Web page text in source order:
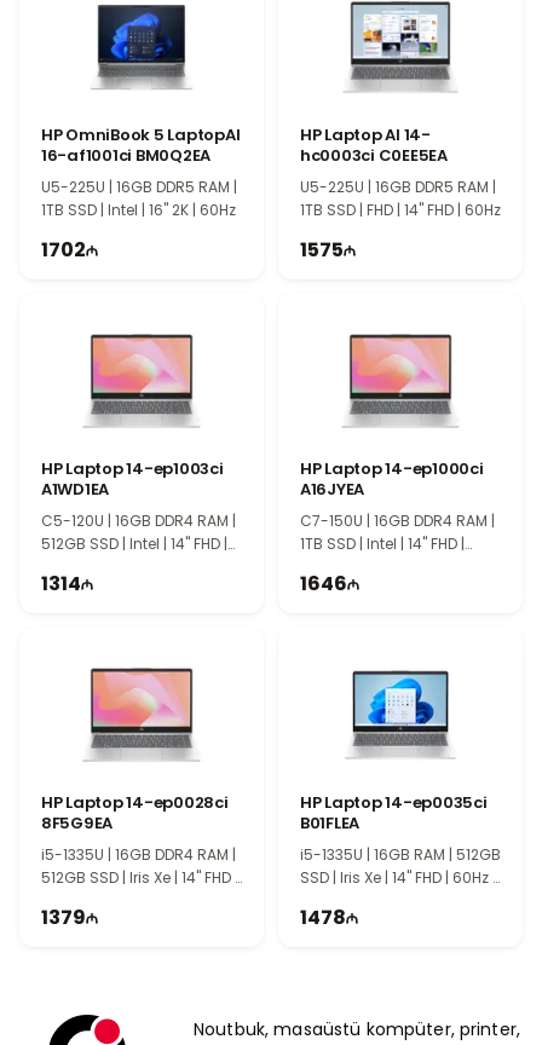
HP OmniBook 5 LaptopAI
16-af1001ci BM0Q2EA
U5-225U | 16GB DDR5 RAM |
1TB SSD | Intel | 16" 2K | 60Hz
1702
HP Laptop AI 14-
hc0003ci C0EE5EA
U5-225U | 16GB DDR5 RAM |
1TB SSD | FHD | 14" FHD | 60Hz
1575
HP Laptop 14-ep1003ci
A1WD1EA
C5-120U | 16GB DDR4 RAM |
512GB SSD | Intel | 14" FHD |
1314
HP Laptop 14-ep1000ci
A16JYEA
C7-150U | 16GB DDR4 RAM |
1TB SSD | Intel | 14" FHD |
1646
HP Laptop 14-ep0028ci
8F5G9EA
i5-1335U | 16GB DDR4 RAM |
512GB SSD | Iris Xe | 14" FHD |
1379
HP Laptop 14-ep0035ci
B01FLEA
i5-1335U | 16GB RAM | 512GB
SSD | Iris Xe | 14" FHD | 60Hz |
1478
Noutbuk, masaüstü kompüter, printer,